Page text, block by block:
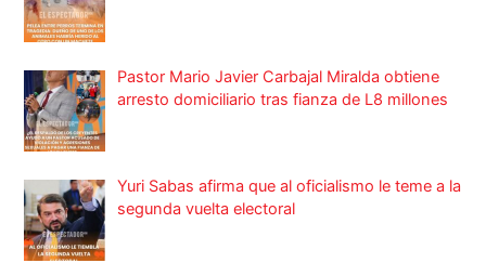
Pastor Mario Javier Carbajal Miralda obtiene
arresto domiciliario tras fianza de L8 millones
Yuri Sabas afirma que al oficialismo le teme a la
segunda vuelta electoral